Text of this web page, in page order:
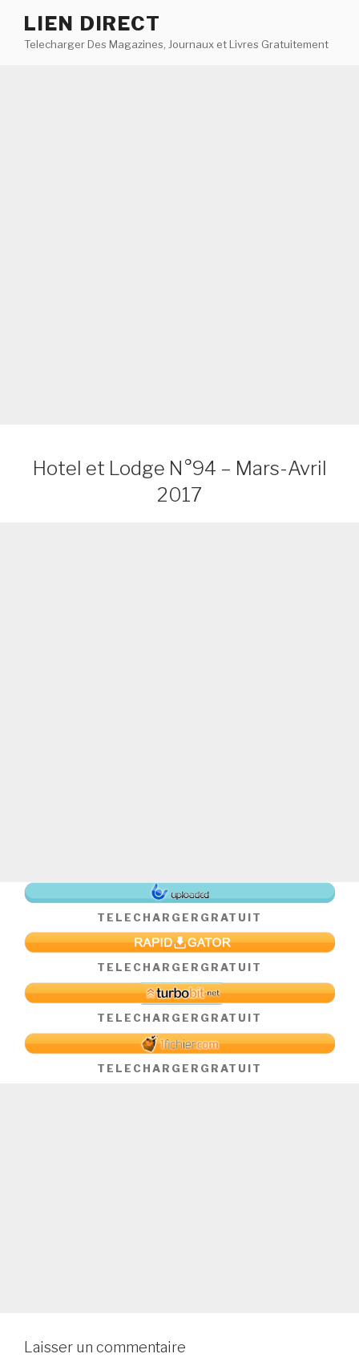
contenu
LIEN DIRECT
Telecharger Des Magazines, Journaux et Livres Gratuitement
Hotel et Lodge N°94 – Mars-Avril
2017
TELECHARGER GRATUIT
TELECHARGER GRATUIT
TELECHARGER GRATUIT
TELECHARGER GRATUIT
Laisser un commentaire